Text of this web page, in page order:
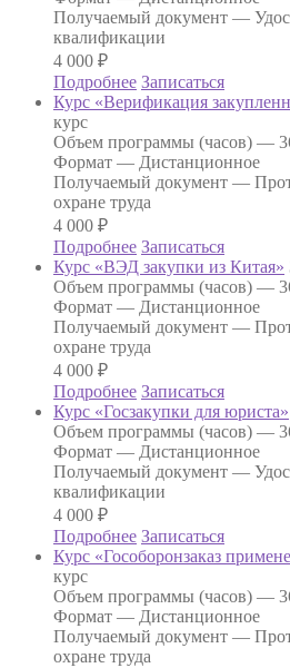
Получаемый документ —
квалификации
4 000 ₽
Подробнее Записаться
Курс «Верификация
курс
Объем программы (часов) —
Формат — Дистанционное
Получаемый документ —
охране труда
4 000 ₽
Подробнее Записаться
Курс «ВЭД закупки из Китая»
Объем программы (часов) —
Формат — Дистанционное
Получаемый документ —
охране труда
4 000 ₽
Подробнее Записаться
Курс «Госзакупки для юриста»
Объем программы (часов) —
Формат — Дистанционное
Получаемый документ —
квалификации
4 000 ₽
Подробнее Записаться
Курс «Гособоронзаказ
курс
Объем программы (часов) —
Формат — Дистанционное
Получаемый документ —
охране труда